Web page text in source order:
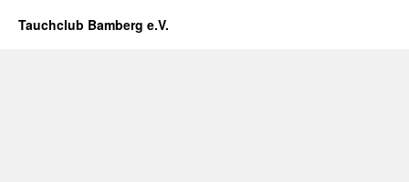
Tauchclub Bamberg e.V.